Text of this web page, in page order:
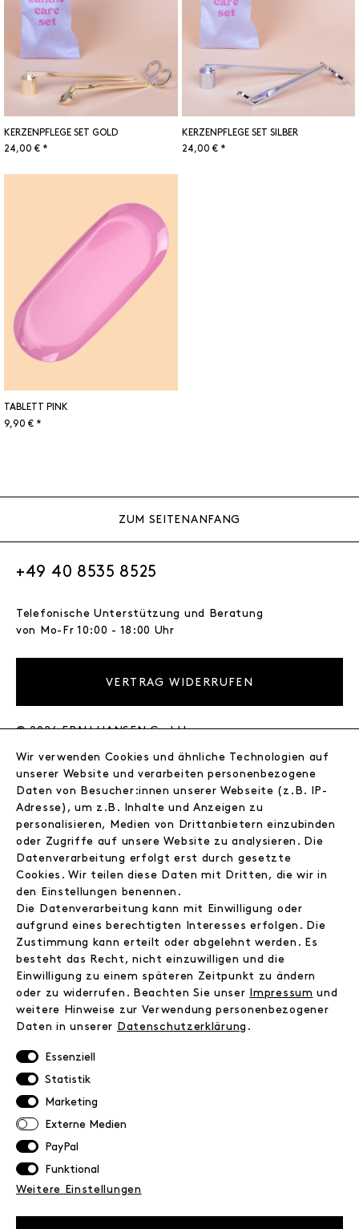
KERZENPFLEGE SET GOLD
24,00 € *
KERZENPFLEGE SET SILBER
24,00 € *
TABLETT PINK
9,90 € *
ZUM SEITENANFANG
+49 40 8535 8525
Telefonische Unterstützung und Beratung
von Mo-Fr 10:00 - 18:00 Uhr
VERTRAG WIDERRUFEN
© 2026 FRAU HANSEN GmbH
Store
Journal
Wir
Jobs
Instagram
Facebook
Kontakt
FAQ
Zahlungsinformationen
Versand
Retoure
Datenschutz
AGB
Impressum
NEWSLETTER
Wir verwenden Cookies und ähnliche Technologien auf
unserer Website und verarbeiten personenbezogene
Daten von Besucher:innen unserer Webseite (z.B. IP-
Adresse), um z.B. Inhalte und Anzeigen zu
personalisieren, Medien von Drittanbietern einzubinden
oder Zugriffe auf unsere Website zu analysieren. Die
Datenverarbeitung erfolgt erst durch gesetzte
Cookies. Wir teilen diese Daten mit Dritten, die wir in
den Einstellungen benennen.
Die Datenverarbeitung kann mit Einwilligung oder
aufgrund eines berechtigten Interesses erfolgen. Die
Zustimmung kann erteilt oder abgelehnt werden. Es
besteht das Recht, nicht einzuwilligen und die
Einwilligung zu einem späteren Zeitpunkt zu ändern
oder zu widerrufen. Beachten Sie unser
Impressum und
weitere Hinweise zur Verwendung personenbezogener
Daten in unserer
Daten­schutz­erklärung .
Essenziell
Statistik
Marketing
Externe Medien
PayPal
Funktional
Weitere Einstellungen